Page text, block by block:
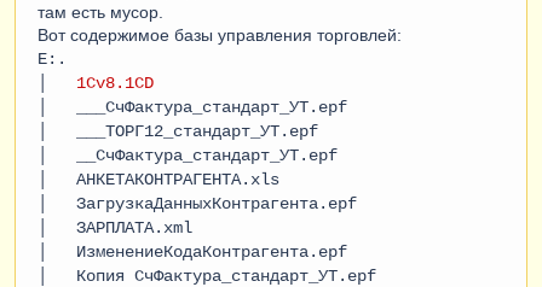
там есть мусор.
Вот содержимое базы управления торговлей:
E:.
1Cv8.1CD
│ ___СчФактура_стандарт_УТ.epf
│ ___ТОРГ12_стандарт_УТ.epf
│ __СчФактура_стандарт_УТ.epf
│ АНКЕТАКОНТРАГЕНТА.xls
│ ЗагрузкаДанныхКонтрагента.epf
│ ЗАРПЛАТА.xml
│ ИзменениеКодаКонтрагента.epf
│ Копия СчФактура_стандарт_УТ.epf